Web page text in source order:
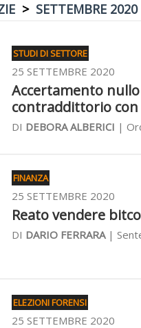
> SETTEMBRE 2020
STUDI DI SETTORE
25 SETTEMBRE 2020
Accertamento
contraddittorio
DI DEBORA ALBERICI |
FINANZA
25 SETTEMBRE 2020
Reato vendere
DI DARIO FERRARA|
ELEZIONI FORENSI
25 SETTEMBRE 2020